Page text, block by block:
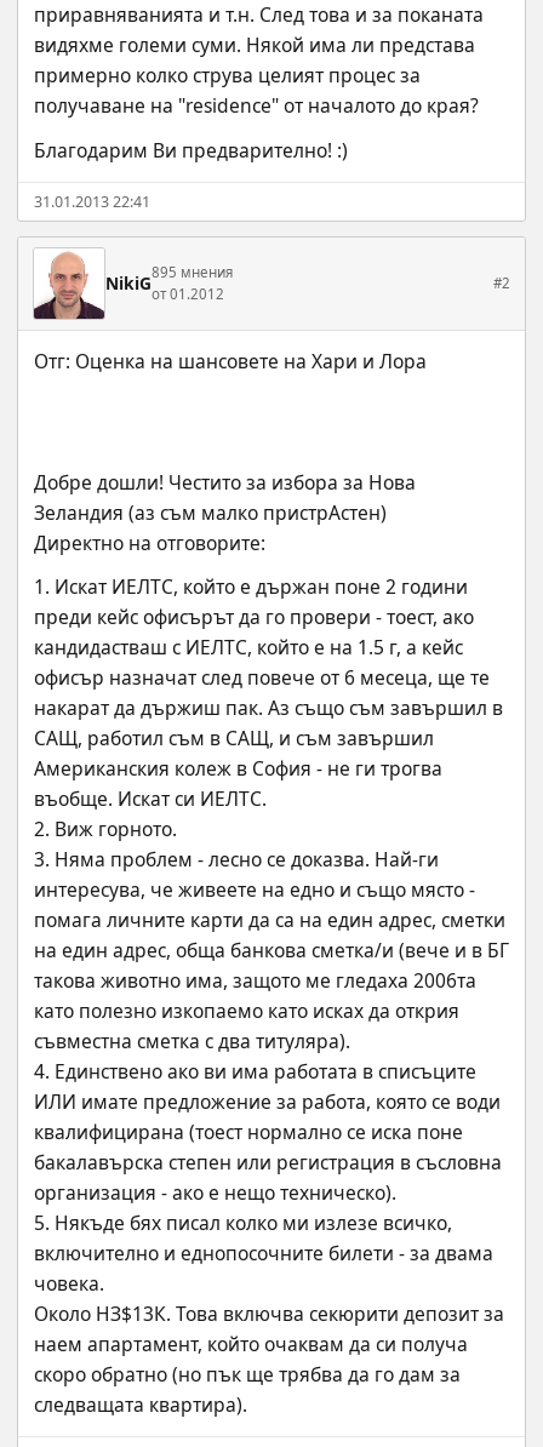
приравняванията и т.н. След това и за поканата
видяхме големи суми. Някой има ли представа
примерно колко струва целият процес за
получаване на "residence" от началото до края?
Благодарим Ви предварително! :)
31.01.2013 22:41
NikiG895 мнения
от 01.2012
#2
Добре дошли! Честито за избора за Нова
Зеландия (аз съм малко пристрАстен)
Директно на отговорите:
1. Искат ИЕЛТС, който е държан поне 2 години
преди кейс офисърът да го провери - тоест, ако
кандидастваш с ИЕЛТС, който е на 1.5 г, а кейс
офисър назначат след повече от 6 месеца, ще те
накарат да държиш пак. Аз също съм завършил в
САЩ, работил съм в САЩ, и съм завършил
Американския колеж в София - не ги трогва
въобще. Искат си ИЕЛТС.
2. Виж горното.
3. Няма проблем - лесно се доказва. Най-ги
интересува, че живеете на едно и също място -
помага личните карти да са на един адрес, сметки
на един адрес, обща банкова сметка/и (вече и в БГ
такова животно има, защото ме гледаха 2006та
като полезно изкопаемо като исках да открия
съвместна сметка с два титуляра).
4. Единствено ако ви има работата в списъците
ИЛИ имате предложение за работа, която се води
квалифицирана (тоест нормално се иска поне
бакалавърска степен или регистрация в съсловна
организация - ако е нещо техническо).
5. Някъде бях писал колко ми излезе всичко,
включително и еднопосочните билети - за двама
човека.
Около НЗ$13К. Това включва секюрити депозит за
наем апартамент, който очаквам да си получа
скоро обратно (но пък ще трябва да го дам за
следващата квартира).